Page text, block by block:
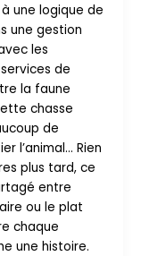
une logique de
une gestion
les
de
la faune
chasse
de
l’animal… Rien
plus tard, ce
entre
ou le plat
chaque
une histoire.